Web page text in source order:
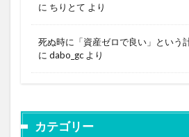
に ちりとて より
死ぬ時に「資産ゼロで良い」という
に dabo_gc より
カテゴリー